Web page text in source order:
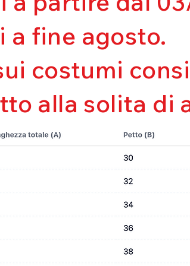
Mantenimento
Asciugatura rapida
Bielastico
a fine agosto.
costumi
alla solita di